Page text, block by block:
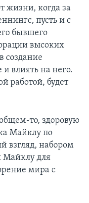
жизни, когда за
пусть и с
бывшего
высоких
создание
и влиять на него.
работой, будет
то, здоровую
Майклу по
взгляд, набором
Майклу для
мира с